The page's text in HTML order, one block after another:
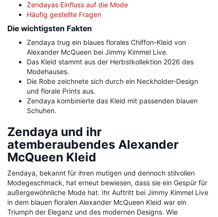
Zendayas Einfluss auf die Mode
Häufig gestellte Fragen
Die wichtigsten Fakten
Zendaya trug ein blaues florales Chiffon-Kleid von
Alexander McQueen bei Jimmy Kimmel Live.
Das Kleid stammt aus der Herbstkollektion 2026 des
Modehauses.
Die Robe zeichnete sich durch ein Neckholder-Design
und florale Prints aus.
Zendaya kombinierte das Kleid mit passenden blauen
Schuhen.
Zendaya und ihr
atemberaubendes Alexander
McQueen Kleid
Zendaya, bekannt für ihren mutigen und dennoch stilvollen
Modegeschmack, hat erneut bewiesen, dass sie ein Gespür für
außergewöhnliche Mode hat. Ihr Auftritt bei Jimmy Kimmel Live
in dem blauen floralen Alexander McQueen Kleid war ein
Triumph der Eleganz und des modernen Designs. Wie